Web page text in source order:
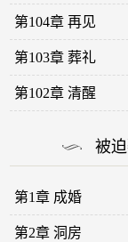
第104章 再见
第103章 葬礼
第102章 清醒
被
第1章 成婚
第2章 洞房